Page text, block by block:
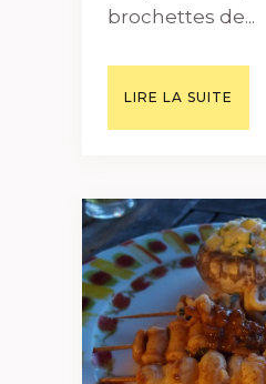
brochettes de...
LIRE LA SUITE